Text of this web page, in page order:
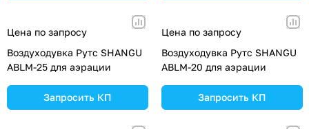
Цена по запросу
Воздуходувка Рутс SHANGU
ABLM-25 для аэрации
Запросить КП
Цена по запросу
Воздуходувка Рутс SHANGU
ABLM-20 для аэрации
Запросить КП